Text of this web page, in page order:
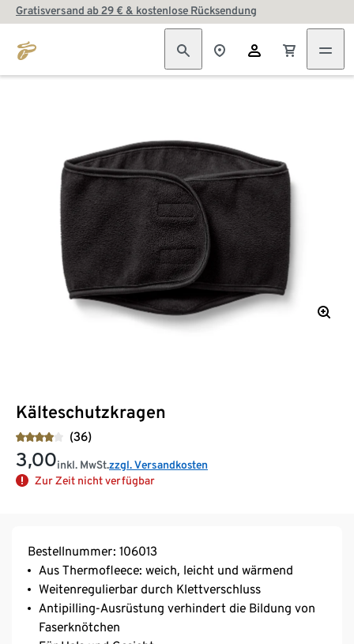
Gratisversand ab 29 € & kostenlose Rücksendung
Kälteschutzkragen
(36)
3,00inkl. MwSt.zzgl. Versandkosten
Zur Zeit nicht verfügbar
Bestellnummer: 106013
Aus Thermofleece: weich, leicht und wärmend
Weitenregulierbar durch Klettverschluss
Antipilling-Ausrüstung verhindert die Bildung von
Faserknötchen